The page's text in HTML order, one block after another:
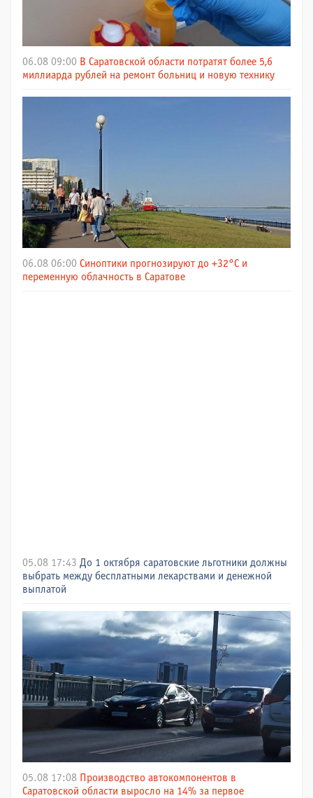
06.08 09:00 В Саратовской области потратят более 5,6
миллиарда рублей на ремонт больниц и новую технику
06.08 06:00 Синоптики прогнозируют до +32°C и
переменную облачность в Саратове
05.08 17:43 До 1 октября саратовские льготники должны
выбрать между бесплатными лекарствами и денежной
выплатой
05.08 17:08 Производство автокомпонентов в
Саратовской области выросло на 14% за первое